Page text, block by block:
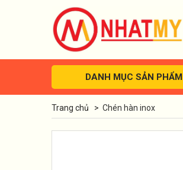
DANH MỤC SẢN PHẨM
Trang chủ > Chén hàn inox